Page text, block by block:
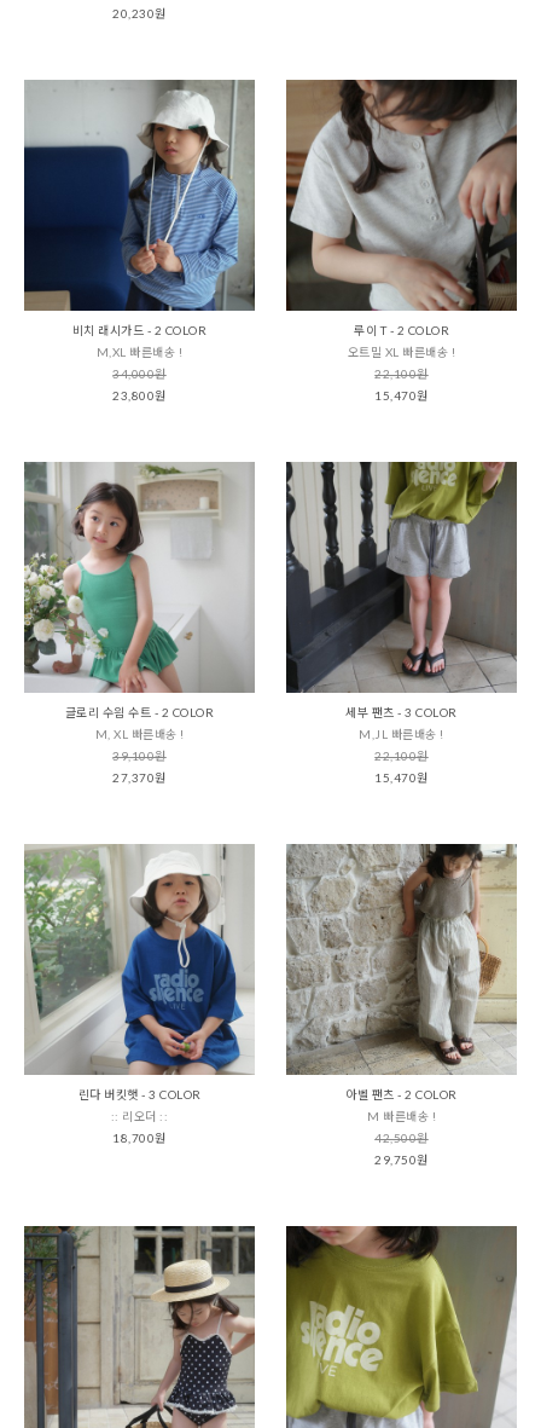
20,230원
비치 래시가드 - 2 COLOR
M,XL 빠른배송 !
34,000원
23,800원
루이 T - 2 COLOR
오트밀 XL 빠른배송 !
22,100원
15,470원
글로리 수읨 수트 - 2 COLOR
M, XL 빠른배송 !
39,100원
27,370원
세부 팬츠 - 3 COLOR
M,JL 빠른배송 !
22,100원
15,470원
린다 버킷햇 - 3 COLOR
:: 리오더 ::
18,700원
아벨 팬츠 - 2 COLOR
M 빠른배송 !
42,500원
29,750원